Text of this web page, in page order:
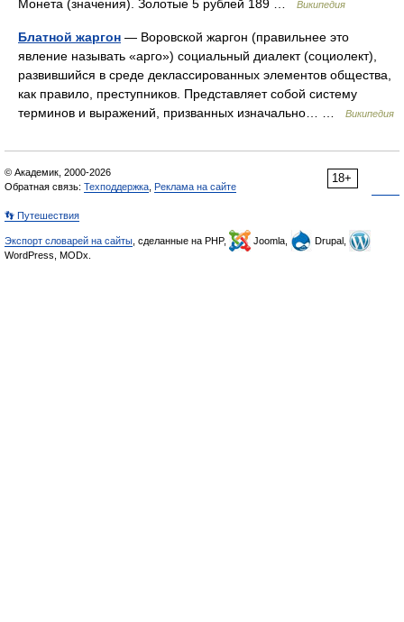
Монета (значения). Золотые 5 рублей 189 …
Википедия
Блатной жаргон — Воровской жаргон (правильнее это
явление называть «арго») социальный диалект (социолект),
развившийся в среде деклассированных элементов общества,
как правило, преступников. Представляет собой систему
терминов и выражений, призванных изначально… …
Википедия
18+
© Академик, 2000-2026
Обратная связь: Техподдержка Реклама на сайте
👣 Путешествия
Экспорт словарей на сайты , сделанные на PHP, Joomla,
Drupal,
WordPress, MODx.